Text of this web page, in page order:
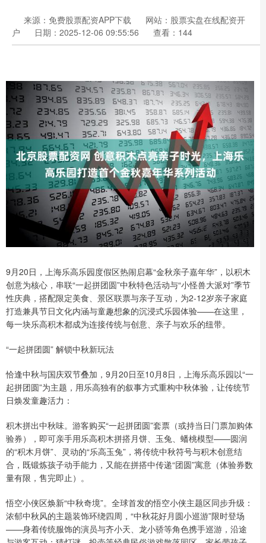
来源：免费股票配资APP下载
网站：股票实盘在线配资开
户
日期：2025-12-06 09:55:56 查看：144
9月20日，上海乐高乐园度假区热闹启幕“金秋亲子嘉年华”，以积木
创意为核心，串联“一起拼团圆”中秋特色活动与“小怪兽大派对”季节
性庆典，搭配限定美食、景区联票与亲子互动，为2-12岁亲子家庭
打造兼具节日文化内涵与童趣想象的沉浸式乐园体验——在这里，
每一块乐高积木都成为连接传统与创意、亲子与欢乐的纽带。
“一起拼团圆” 解锁中秋新玩法
恰逢中秋与国庆双节叠加，9月20日至10月8日，上海乐高乐园以“一
起拼团圆”为主题，用乐高独有的叙事方式重构中秋体验，让传统节
日焕发童趣活力：
积木拼出中秋味。游客购买“一起拼团圆”套票（或持当日门票加购体
验券），即可亲手用乐高积木拼搭月饼、玉兔、蟠桃模型——圆润
的“积木月饼”、灵动的“乐高玉兔”，将传统中秋符号与积木创意结
合，既锻炼孩子动手能力，又能在拼搭中传递“团圆”寓意（体验券数
量有限，售完即止）。
悟空小侠区焕新“中秋奇境”。全球首发的悟空小侠主题区同步升级：
浓郁中秋风的主题装饰环绕四周，“中秋花好月圆小巡游”限时登场
——身着传统服饰的演员与齐小天、龙小骄等角色携手巡游，沿途